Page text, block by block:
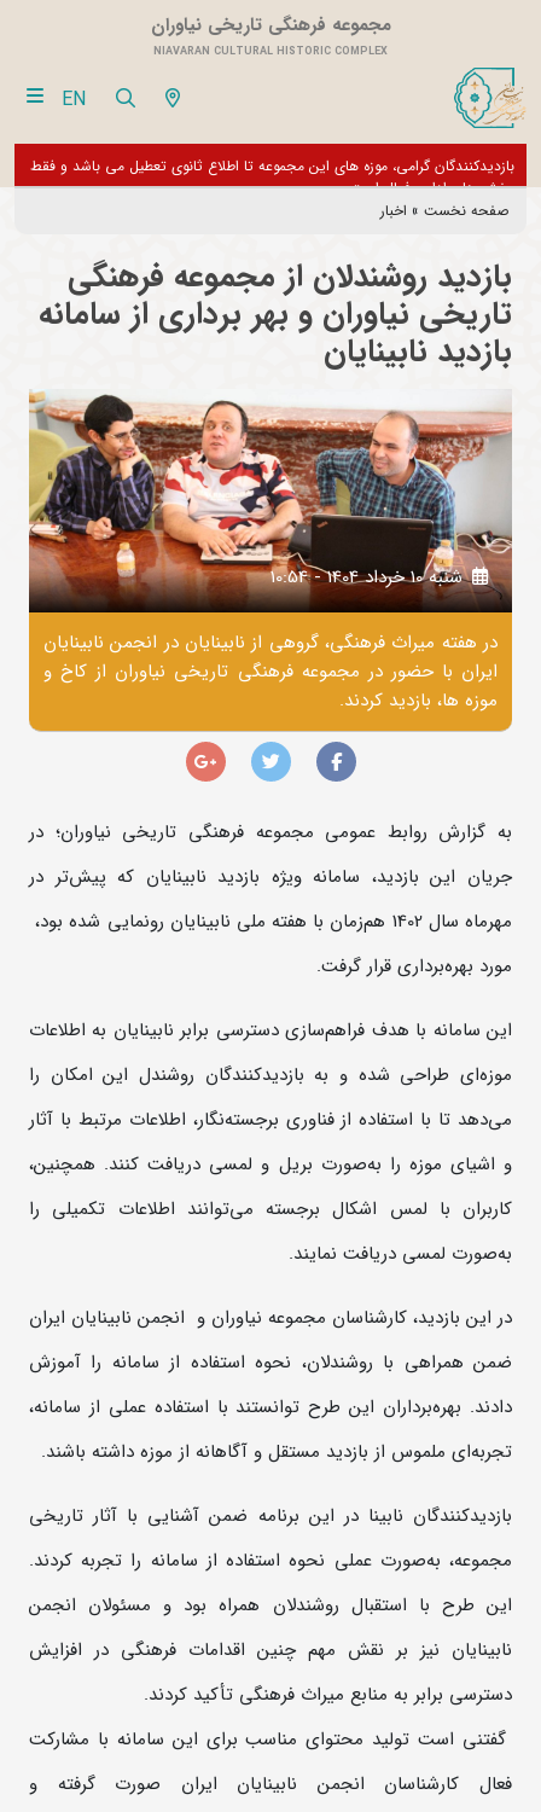
مجموعه فرهنگی تاریخی نیاوران
NIAVARAN CULTURAL HISTORIC COMPLEX
EN
بازدیدکنندگان گرامی، موزه های این مجموعه تا اطلاع ثانوی تعطیل می باشد و فقط
بخش های اداری فعال است
صفحه نخست » اخبار
بازدید روشندلان از مجموعه فرهنگی
تاریخی نیاوران و بهر برداری از سامانه
بازدید نابینایان
شنبه 10 خرداد 1404 - 10:54
در هفته میراث فرهنگی، گروهی از نابینایان در انجمن نابینایان
ایران با حضور در مجموعه فرهنگی تاریخی نیاوران از کاخ و
موزه ها، بازدید کردند.
به گزارش روابط عمومی مجموعه فرهنگی تاریخی نیاوران؛ در
جریان این بازدید، سامانه ویژه بازدید نابینایان که پیش‌تر در
مهرماه سال 1402 هم‌زمان با هفته ملی نابینایان رونمایی شده بود،
مورد بهره‌برداری قرار گرفت.
این سامانه با هدف فراهم‌سازی دسترسی برابر نابینایان به اطلاعات
موزه‌ای طراحی شده و به بازدیدکنندگان روشندل این امکان را
می‌دهد تا با استفاده از فناوری برجسته‌نگار، اطلاعات مرتبط با آثار
و اشیای موزه را به‌صورت بریل و لمسی دریافت کنند. همچنین،
کاربران با لمس اشکال برجسته می‌توانند اطلاعات تکمیلی را
به‌صورت لمسی دریافت نمایند.
در این بازدید، کارشناسان مجموعه نیاوران و انجمن نابینایان ایران
ضمن همراهی با روشندلان، نحوه استفاده از سامانه را آموزش
دادند. بهره‌برداران این طرح توانستند با استفاده عملی از سامانه،
تجربه‌ای ملموس از بازدید مستقل و آگاهانه از موزه داشته باشند.
بازدیدکنندگان نابینا در این برنامه ضمن آشنایی با آثار تاریخی
مجموعه، به‌صورت عملی نحوه استفاده از سامانه را تجربه کردند.
این طرح با استقبال روشندلان همراه بود و مسئولان انجمن
نابینایان نیز بر نقش مهم چنین اقدامات فرهنگی در افزایش
دسترسی برابر به منابع میراث فرهنگی تأکید کردند.
گفتنی است تولید محتوای مناسب برای این سامانه با مشارکت
فعال کارشناسان انجمن نابینایان ایران صورت گرفته و